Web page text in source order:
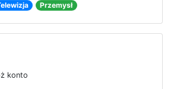
Przemysł
konto